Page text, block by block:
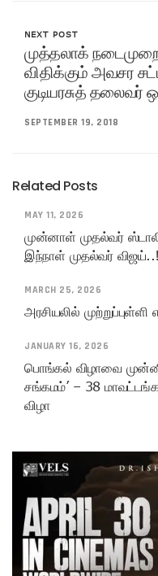
NEXT POST
முத்தலாக்
விதிக்கும் அவசர
குடியரசுத் தலைவர்
SEPTEMBER 19, 2018
Related Posts
MAY 11, 2026
முன்னாள் முதல்வர்
இந்நாள் முதல்வர் விஜய்..!
MARCH 25, 2026
அரசியலில்
JANUARY 16, 2026
பொங்கல் விழாவை
சங்கமம்’ – 38
விழா